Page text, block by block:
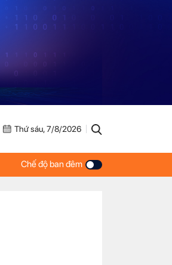
Thứ sáu, 7/8/2026
Chế độ ban đêm